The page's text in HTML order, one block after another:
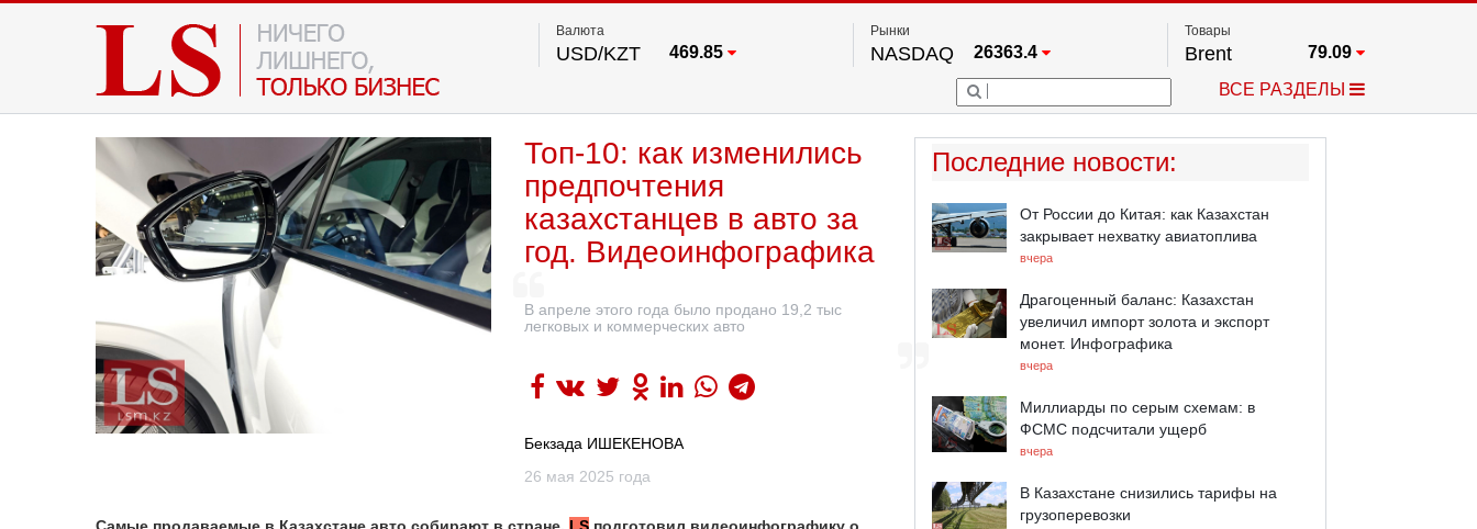
Валюта
USD/KZT 469.85
Рынки
NASDAQ 26363.4
FTSE 100 67.17
54349.1
S&P 500
24513.8
Товары
Brent 79.09
Платина
2.669
ВСЕ РАЗДЕЛЫ
Топ-10: как изменились
предпочтения
казахстанцев в авто за
год. Видеоинфографика
В апреле этого года было продано 19,2 тыс
легковых и коммерческих авто
Бекзада ИШЕКЕНОВА
26 мая 2025 года
Последние новости:
От России до Китая: как Казахстан
закрывает нехватку авиатоплива
вчера
Драгоценный баланс: Казахстан
увеличил импорт золота и экспорт
монет. Инфографика
вчера
Миллиарды по серым схемам: в
ФСМС подсчитали ущерб
вчера
В Казахстане снизились тарифы на
грузоперевозки